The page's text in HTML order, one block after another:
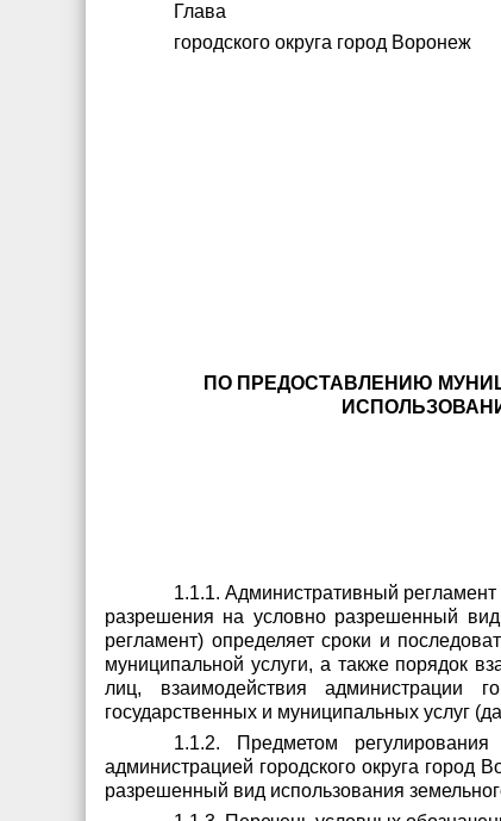
Глава
городского округа
ПО ПРЕДОСТАВЛЕНИЮ
1.1.1. Административный
разрешения на условно разрешенный вид
регламент) определяет сроки и
муниципальной услуги, а также порядок
лиц, взаимодействия администрации
государственных и муниципальных услуг
1.1.2. Предметом
администрацией городского округа
разрешенный вид использования